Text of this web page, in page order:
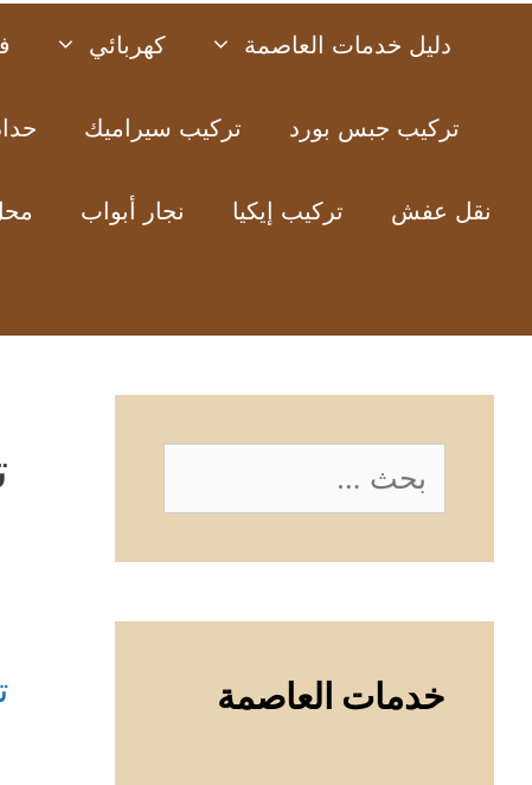
دليل خدمات العاصمة كهربائي
تركيب جبس بورد تركيب سيراميك
نقل عفش تركيب إيكيا نجار أبواب
البحث
عن:
خدمات العاصمة